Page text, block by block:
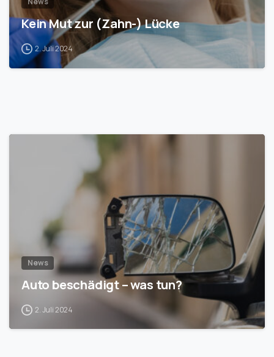
Kein Mut zur (Zahn-) Lücke
2. Juli 2024
News
Auto beschädigt – was tun?
2. Juli 2024